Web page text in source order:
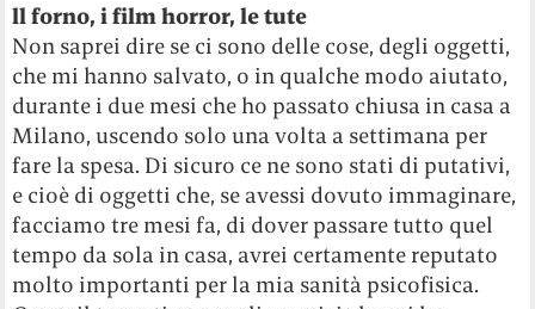
ll forno, i film horror, le tute
Non saprei dire se ci sono delle cose, degli oggetti,
che mi hanno salvato, o in qualche modo aiutato,
durante i due mesi che ho passato chiusa in casa a
Milano, uscendo solo una volta a settimana per
fare la spesa. Di sicuro ce ne sono stati di putativi,
e cioè di oggetti che, se avessi dovuto immaginare,
facciamo tre mesi fa, di dover passare tutto quel
tempo da sola in casa, avrei certamente reputato
molto importanti per la mia sanità psicofisica.